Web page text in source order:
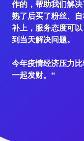
作的，帮助我们解
熟了后买了粉丝、
补上，服务态度可
到当天解决问题。
今年疫情经济压力
一起发财。"